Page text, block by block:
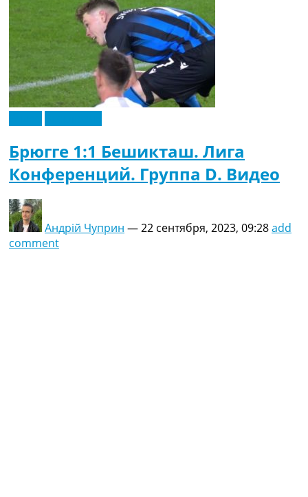
Брюгге 1:1 Бешикташ. Лига
Конференций. Группа D. Видео
Андрій Чуприн —22 сентября, 2023, 09:28add
comment